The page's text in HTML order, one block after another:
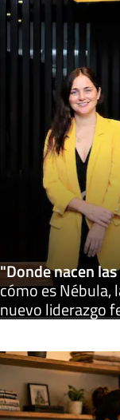
"Donde nacen
cómo es Nébula,
nuevo liderazgo